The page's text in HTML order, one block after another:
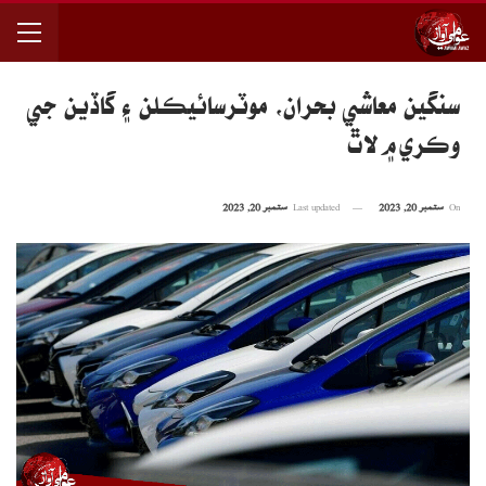
سنگين معاشي بحران، موٽرسائيڪلن ۽ گاڏين جي
وڪري ۾ لاٿ